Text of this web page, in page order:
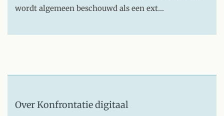
wordt algemeen beschouwd als een ext…
Over Konfrontatie digitaal